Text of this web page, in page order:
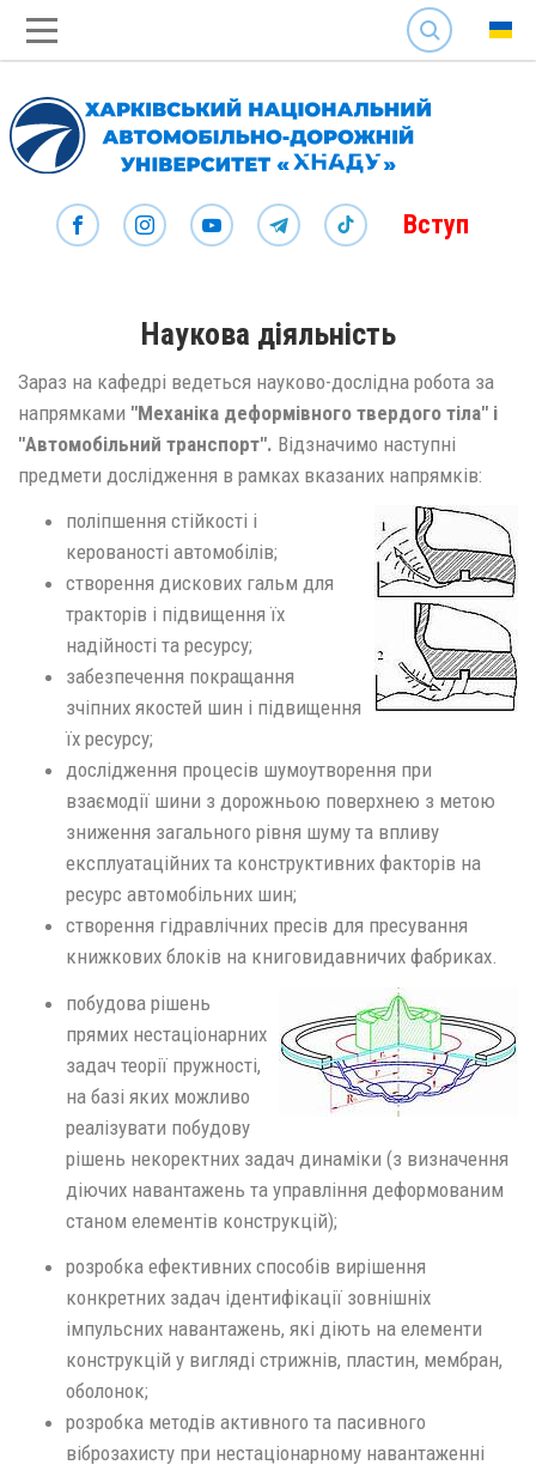
SEARCH
Вступ
Наукова діяльність
Зараз на кафедрі ведеться науково-дослідна робота за
напрямками "Механіка деформівного твердого тіла" і
"Автомобільний транспорт". Відзначимо наступні
предмети дослідження в рамках вказаних напрямків:
поліпшення стійкості і
керованості автомобілів;
створення дискових гальм для
тракторів і підвищення їх
надійності та ресурсу;
забезпечення покращання
зчіпних якостей шин і підвищення
їх ресурсу;
дослідження процесів шумоутворення при
взаємодії шини з дорожньою поверхнею з метою
зниження загального рівня шуму та впливу
експлуатаційних та конструктивних факторів на
ресурс автомобільних шин;
створення гідравлічних пресів для пресування
книжкових блоків на книговидавничих фабриках.
побудова рішень
прямих нестаціонарних
задач теорії пружності,
на базі яких можливо
реалізувати побудову
рішень некоректних задач динаміки (з визначення
діючих навантажень та управління деформованим
станом елементів конструкцій);
розробка ефективних способів вирішення
конкретних задач ідентифікації зовнішніх
імпульсних навантажень, які діють на елементи
конструкцій у вигляді стрижнів, пластин, мембран,
оболонок;
розробка методів активного та пасивного
віброзахисту при нестаціонарному навантаженні